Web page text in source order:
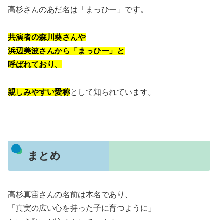
高杉さんのあだ名は「まっひー」です。
共演者の森川葵さんや
浜辺美波さんから「まっひー」と
呼ばれており、
親しみやすい愛称として知られています。
まとめ
高杉真宙さんの名前は本名であり、
「真実の広い心を持った子に育つように」